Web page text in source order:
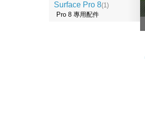
Surface Pro 8(1)
Pro 8 專用配件